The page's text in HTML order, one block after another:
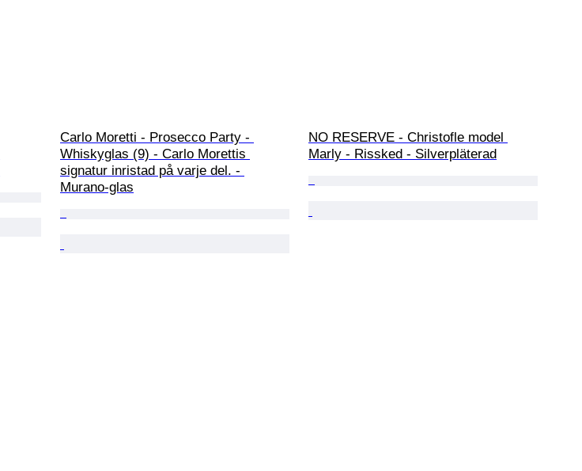
Carlo Moretti - Prosecco Party -
Whiskyglas (9) - Carlo Morettis
signatur inristad på varje del. -
Murano-glas
NO RESERVE - Christofle model
Marly - Rissked - Silverpläterad